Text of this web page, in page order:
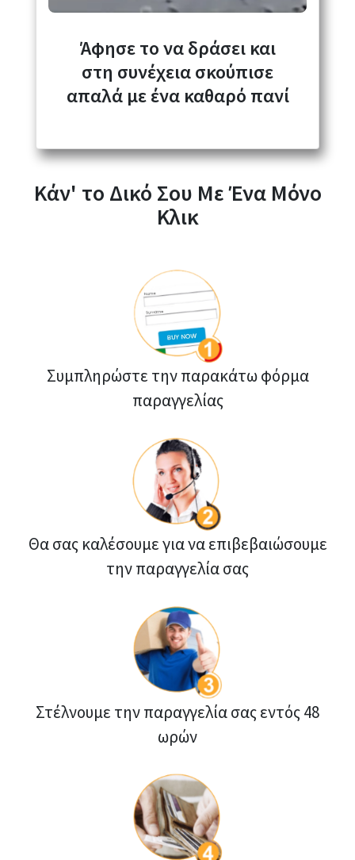
Άφησε το να δράσει και
στη συνέχεια σκούπισε
απαλά με ένα καθαρό πανί
Κάν' το Δικό Σου Με Ένα Μόνο
Κλικ
Συμπληρώστε την παρακάτω φόρμα
παραγγελίας
Θα σας καλέσουμε για να επιβεβαιώσουμε
την παραγγελία σας
Στέλνουμε την παραγγελία σας εντός 48
ωρών